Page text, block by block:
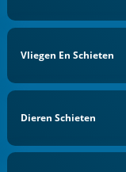
Vliegen En Schieten
Dieren Schieten